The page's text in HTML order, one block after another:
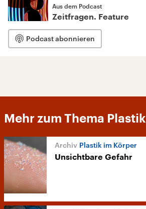
Aus dem Podcast
Zeitfragen. Feature
Podcast abonnieren
Mehr zum Thema Plastik
Plastik im Körper
Unsichtbare Gefahr